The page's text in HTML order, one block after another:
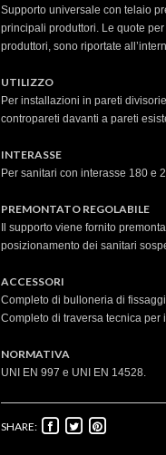
Supporto universale con telaio
principali produttori. Le quote
produttori, sono riportate
UTILIZZO
Per installazioni in pareti
contropareti davanti a pareti
INTERASSE
Per sanitari con interasse 180 e
PREMONTATO REGOLABILE
Il supporto viene fornito
posizionamento dei sanitari
ACCESSORI
Completo di bulloneria di
Completo di traversa tecnica
NORMATIVA
UNI EN 997 e UNI EN 14528.
SHARE: